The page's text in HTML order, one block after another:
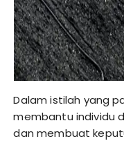
Dalam istilah yang
membantu individu
dan membuat